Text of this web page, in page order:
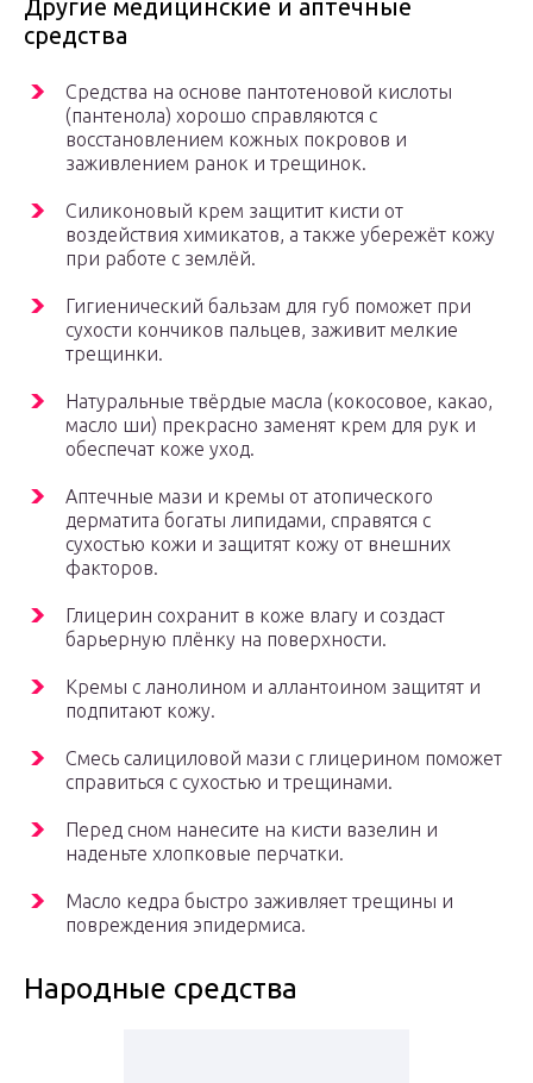
Другие медицинские и аптечные
средства
Средства на основе пантотеновой кислоты
(пантенола) хорошо справляются с
восстановлением кожных покровов и
заживлением ранок и трещинок.
Силиконовый крем защитит кисти от
воздействия химикатов, а также убережёт кожу
при работе с землёй.
Гигиенический бальзам для губ поможет при
сухости кончиков пальцев, заживит мелкие
трещинки.
Натуральные твёрдые масла (кокосовое, какао,
масло ши) прекрасно заменят крем для рук и
обеспечат коже уход.
Аптечные мази и кремы от атопического
дерматита богаты липидами, справятся с
сухостью кожи и защитят кожу от внешних
факторов.
Глицерин сохранит в коже влагу и создаст
барьерную плёнку на поверхности.
Кремы с ланолином и аллантоином защитят и
подпитают кожу.
Смесь салициловой мази с глицерином поможет
справиться с сухостью и трещинами.
Перед сном нанесите на кисти вазелин и
наденьте хлопковые перчатки.
Масло кедра быстро заживляет трещины и
повреждения эпидермиса.
Народные средства